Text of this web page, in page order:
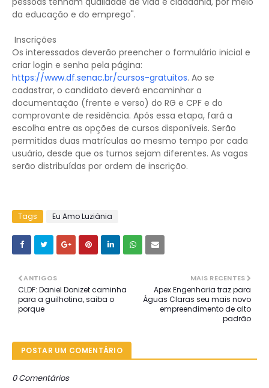
da educação e do emprego".
Inscrições
Os interessados deverão preencher o formulário inicial e
criar login e senha pela página:
https://www.df.senac.br/cursos-gratuitos. Ao se
cadastrar, o candidato deverá encaminhar a
documentação (frente e verso) do RG e CPF e do
comprovante de residência. Após essa etapa, fará a
escolha entre as opções de cursos disponíveis. Serão
permitidas duas matrículas ao mesmo tempo por cada
usuário, desde que os turnos sejam diferentes. As vagas
serão distribuídas por ordem de inscrição.
Tags Eu Amo Luziânia
MAIS RECENTES
Apex Engenharia traz para
Águas Claras seu mais novo
empreendimento de alto
padrão
ANTIGOS
CLDF: Daniel Donizet caminha
para a guilhotina, saiba o
porque
POSTAR UM COMENTÁRIO
0 Comentários